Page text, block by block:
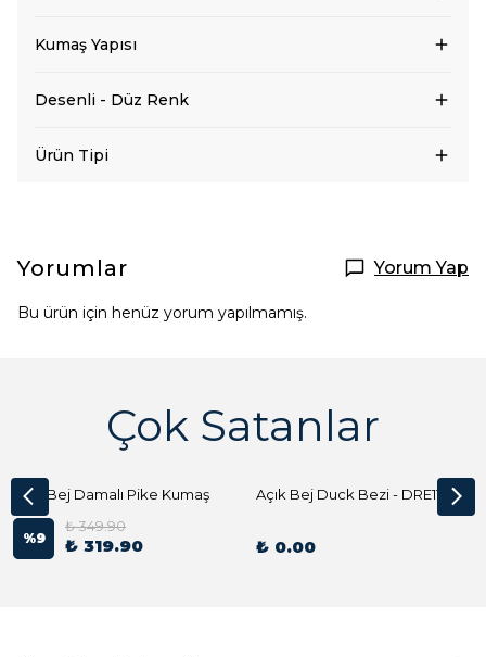
Kumaş Yapısı
Desenli - Düz Renk
Ürün Tipi
Yorumlar Yorum Yap
Bu ürün için henüz yorum yapılmamış.
Çok Satanlar
Açık Bej Damalı Pike Kumaş
%9
₺ 349.90
₺ 319.90
Açık Bej Duck Bezi - DRE1144 Kumaş Peçete
₺ 0.00